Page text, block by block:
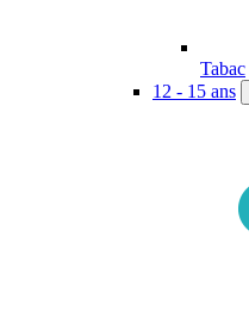
Tabac
12 - 15 ans